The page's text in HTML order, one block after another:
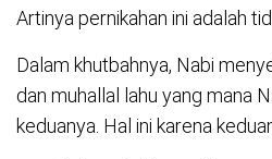
Artinya pernikahan ini adalah
Dalam khutbahnya, Nabi
dan muhallal lahu yang mana
keduanya. Hal ini karena